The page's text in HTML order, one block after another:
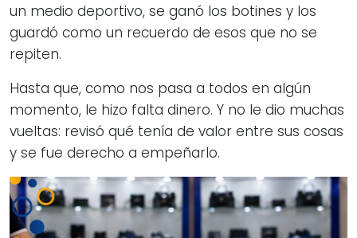
un medio deportivo, se ganó los botines y los
guardó como un recuerdo de esos que no se
repiten.
Hasta que, como nos pasa a todos en algún
momento, le hizo falta dinero. Y no le dio muchas
vueltas: revisó qué tenía de valor entre sus cosas
y se fue derecho a empeñarlo.